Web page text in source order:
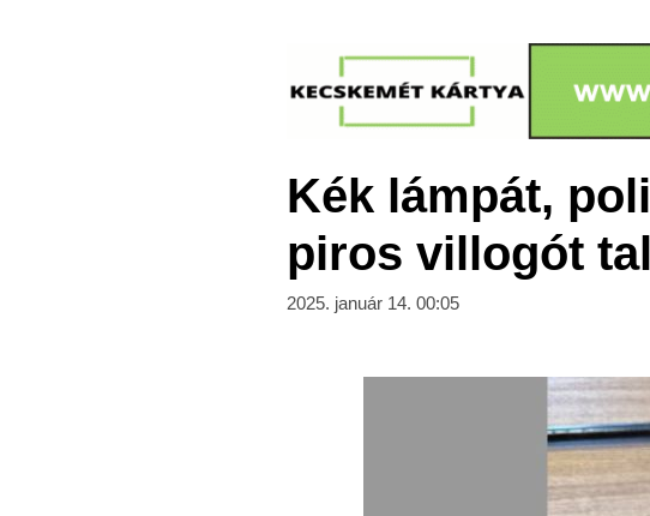
Kék lámpát,
piros villogót
2025. január 14. 00:05